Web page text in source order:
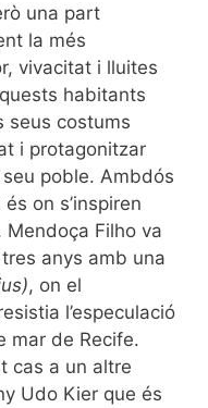
una part
la més
vivacitat i lluites
habitants
seus costums
i protagonitzar
poble. Ambdós
on s’inspiren
Filho va
anys amb una
, on el
l’especulació
mar de Recife.
cas a un altre
Udo Kier que és